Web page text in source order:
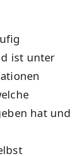
ist unter
hat und